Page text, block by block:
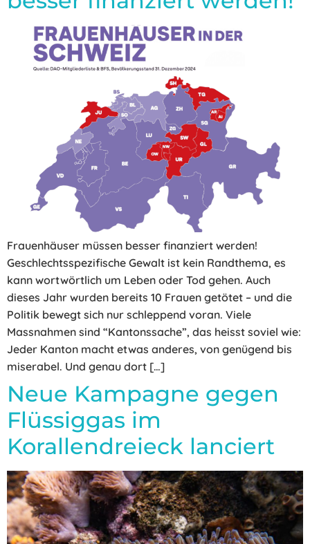
Frauenhäuser müssen besser finanziert werden!
Geschlechtsspezifische Gewalt ist kein Randthema, es
kann wortwörtlich um Leben oder Tod gehen. Auch
dieses Jahr wurden bereits 10 Frauen getötet – und die
Politik bewegt sich nur schleppend voran. Viele
Massnahmen sind “Kantonssache”, das heisst soviel wie:
Jeder Kanton macht etwas anderes, von genügend bis
miserabel. Und genau dort […]
Neue Kampagne gegen
Flüssiggas im
Korallendreieck lanciert